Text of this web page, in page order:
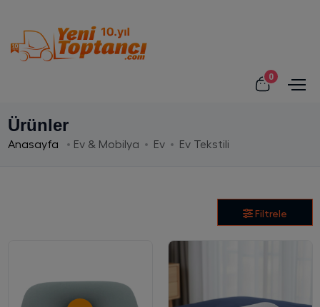
0
Ürünler
Anasayfa Ev & Mobilya Ev Ev Tekstili
Filtrele